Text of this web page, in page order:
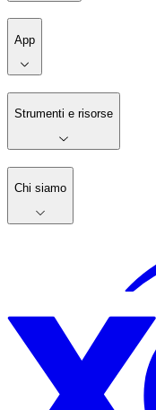
App
Strumenti e risorse
Chi siamo